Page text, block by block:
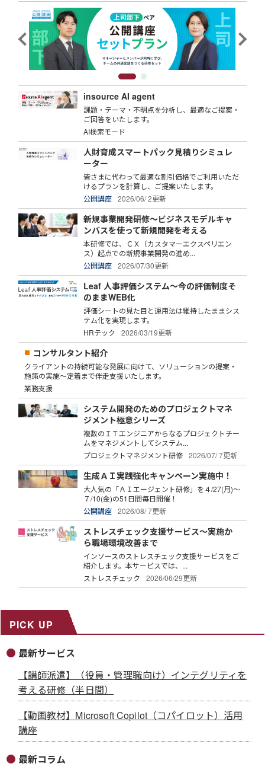
insource AI agent
課題・テーマ・不明点を分析し、最適なご提案・
ご回答をいたします。
AI検索モード
人財育成スマートパック見積りシミュレ
ーター
皆さまに代わって最適な割引価格でご利用いただ
けるプランを計算し、ご提案いたします。
公開講座
2026/06/ 2更新
新規事業開発研修～ビジネスモデルキャ
ンバスを使って新規開発を考える
本研修では、ＣＸ（カスタマーエクスペリエン
ス）起点での新規事業開発の進め...
公開講座
2026/07/30更新
Leaf 人事評価システム～今の評価制度そ
のままWEB化
評価シートの見た目と運用法は維持したままシス
テム化を実現します。
HRテック
2026/03/19更新
コンサルタント紹介
クライアントの持続可能な発展に向けて、ソリューションの提案・
施策の実施～定着まで伴走支援いたします。
業務支援
システム開発のためのプロジェクトマネ
ジメント極意シリーズ
複数のＩＴエンジニアからなるプロジェクトチー
ムをマネジメントしてシステム...
プロジェクトマネジメント研修
2026/07/ 7更新
生成ＡＩ実践強化キャンペーン実施中！
大人気の「ＡＩエージェント研修」を４/27(月)～
７/10(金)の51日間毎日開催！
公開講座
2026/08/ 7更新
ストレスチェック支援サービス～実施か
ら職場環境改善まで
インソースのストレスチェック支援サービスをご
紹介します。本サービスでは、...
ストレスチェック
2026/06/29更新
PICK UP
最新サービス
【講師派遣】（役員・管理職向け）インテグリティを
考える研修（半日間）
【動画教材】Microsoft Copilot（コパイロット）活用
講座
最新コラム